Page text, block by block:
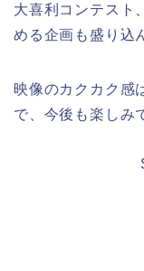
大喜利コンテスト
める企画も盛り込
映像のカクカク感
で、今後も楽しみ